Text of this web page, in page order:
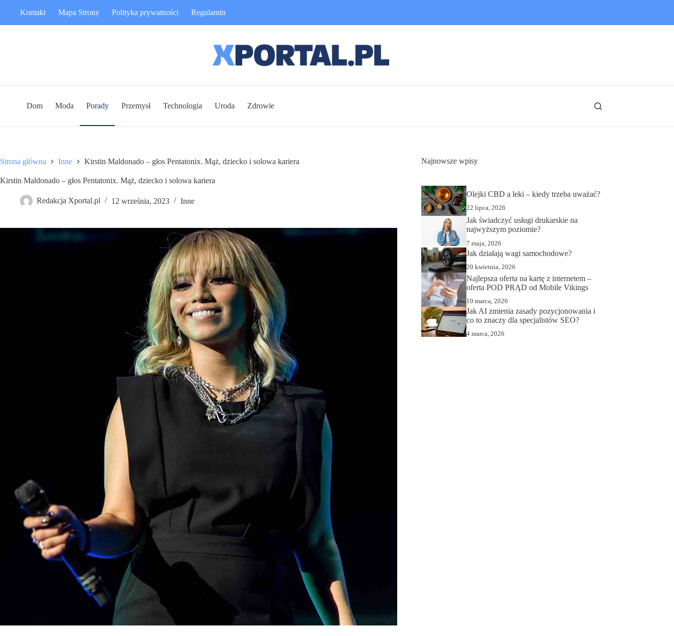
Kontakt Mapa Strony Polityka prywatności Regulamin
Dom Moda Porady Przemysł Technologia Uroda Zdrowie
Strona główna Inne Kirstin Maldonado – głos Pentatonix. Mąż, dziecko i solowa kariera
Kirstin Maldonado – głos Pentatonix. Mąż, dziecko i solowa kariera
Redakcja Xportal.pl 12 września, 2023 Inne
Najnowsze wpisy
Olejki CBD a leki – kiedy trzeba uważać?
22 lipca, 2026
Jak świadczyć usługi drukarskie na
najwyższym poziomie?
7 maja, 2026
Jak działają wagi samochodowe?
20 kwietnia, 2026
Najlepsza oferta na kartę z internetem –
oferta POD PRĄD od Mobile Vikings
10 marca, 2026
Jak AI zmienia zasady pozycjonowania i
co to znaczy dla specjalistów SEO?
4 marca, 2026